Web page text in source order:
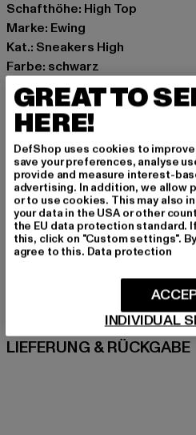
Schafthöhe: High Top
Marke: Ewing
Kat.: Sneakers High
Farbe: schwarz
Hersteller Farbe: black/black
Obermaterial: Leder
Innenfutter: Textil
Art.Nr: 1RBE004-00825
Hersteller: HI Six FZ-LLC |
Amenity Center 2-9F-1D Al
86489 RAK | AE
GRÖSSE & PASSFORM
PFLEGEHINWEISE
LIEFERUNG & RÜCKGABE
GREAT TO
HERE!
DefShop uses cookies to
save your preferences, analyse
provide and measure interest-
advertising. In addition, we allow
or to use cookies. This may also
your data in the USA or other
the EU data protection standard.
this, click on "Custom settings".
agree to this. Data protection
INDIVIDUAL